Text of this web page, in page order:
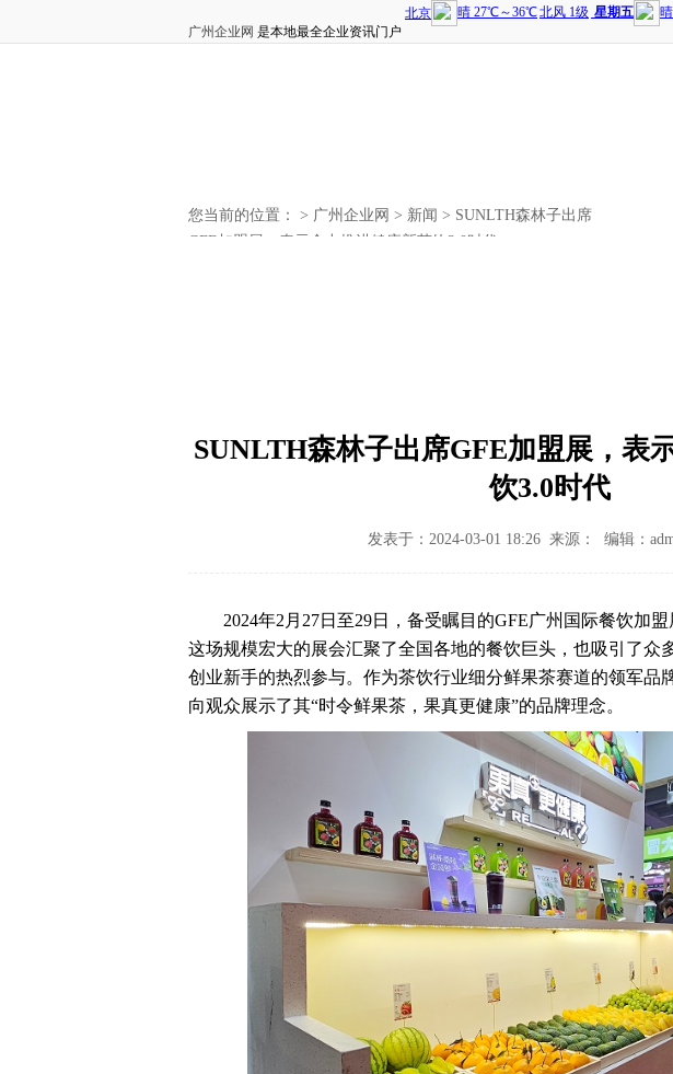
广州企业网 是本地最全企业资讯门户
您当前的位置： > 广州企业网 > 新闻 > SUNLTH森林子出席
GFE加盟展，表示全力推进健康新茶饮3.0时代
SUNLTH森林子出席GFE加盟展，表
饮3.0时代
发表于：2024-03-01 18:26 来源： 编辑：
2024年2月27日至29日，备受瞩目的GFE广州国际餐饮加
这场规模宏大的展会汇聚了全国各地的餐饮巨头，也吸引了众
创业新手的热烈参与。作为茶饮行业细分鲜果茶赛道的领军品
向观众展示了其“时令鲜果茶，果真更健康”的品牌理念。